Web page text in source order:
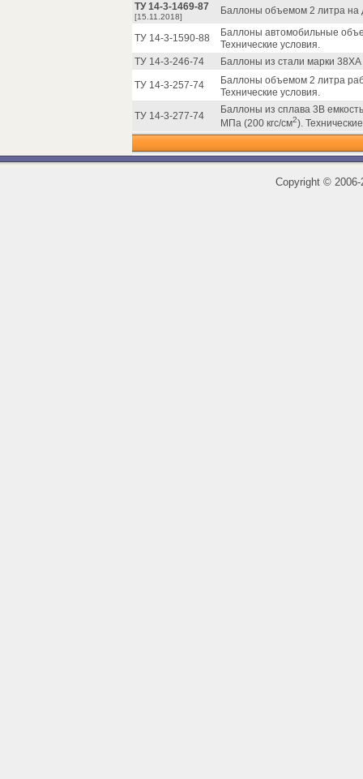
ТУ 14-3-1469-87
[15.11.2018]
Баллоны объемом 2 литра на
ТУ 14-3-1590-88
Баллоны автомобильные
Технические условия.
ТУ 14-3-246-74
Баллоны из стали марки
ТУ 14-3-257-74
Баллоны объемом 2 литра
Технические условия.
ТУ 14-3-277-74
Баллоны из сплава 3В
МПа (200 кгс/см2).
Copyright ©